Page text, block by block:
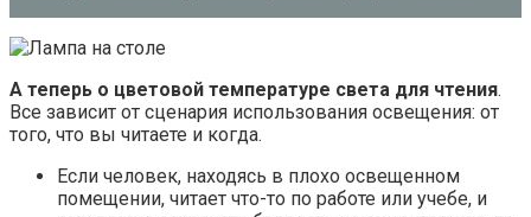
А теперь о цветовой температуре света для чтения.
Все зависит от сценария использования освещения: от
того, что вы читаете и когда.
Если человек, находясь в плохо освещенном
помещении, читает что-то по работе или учебе, и